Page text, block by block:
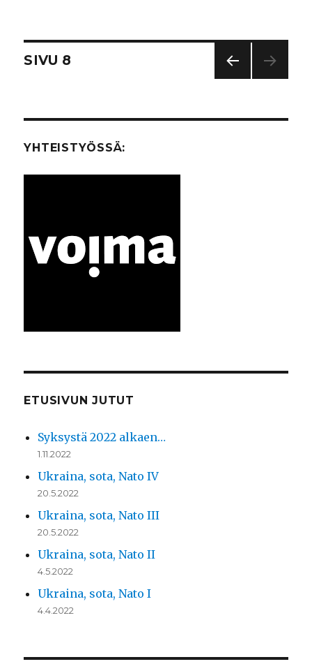
lisäys:
Artikkelien
SIVU
SIVU 8
YHTEISTYÖSSÄ:
ETUSIVUN JUTUT
Syksystä 2022 alkaen…
1.11.2022
Ukraina, sota, Nato IV
20.5.2022
Ukraina, sota, Nato III
20.5.2022
Ukraina, sota, Nato II
4.5.2022
Ukraina, sota, Nato I
4.4.2022